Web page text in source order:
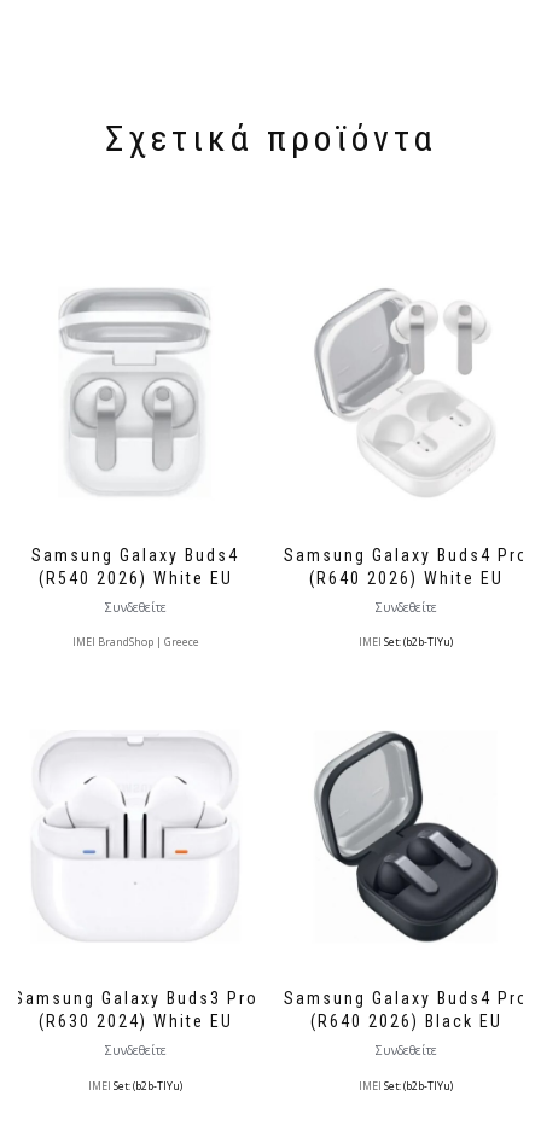
Σχετικά προϊόντα
Samsung Galaxy Buds4
(R540 2026) White EU
Συνδεθείτε
IMEI BrandShop | Greece
Samsung Galaxy Buds4 Pro
(R640 2026) White EU
Συνδεθείτε
IMEI Set: (b2b-TlYu)
Samsung Galaxy Buds3 Pro
(R630 2024) White EU
Συνδεθείτε
IMEI Set: (b2b-TlYu)
Samsung Galaxy Buds4 Pro
(R640 2026) Black EU
Συνδεθείτε
IMEI Set: (b2b-TlYu)